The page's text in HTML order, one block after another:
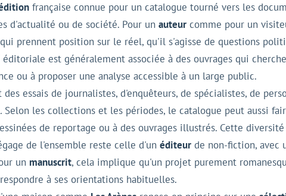
française connue pour un catalogue tourné vers les
d'actualité ou de société. Pour unauteur comme pour un
prennent position sur le réel, qu'il s'agisse de questions
est généralement associée à des ouvrages qui
ou à proposer une analyse accessible à un large public.
essais de journalistes, d'enquêteurs, de spécialistes, de
Selon les collections et les périodes, le catalogue peut aussi
de reportage ou à des ouvrages illustrés. Cette
de l'ensemble reste celle d'unéditeur de non-fiction, avec
un manuscrit, cela implique qu'un projet purement
à ses orientations habituelles.